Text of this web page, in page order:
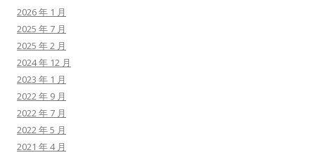
2026 年 1 月
2025 年 7 月
2025 年 2 月
2024 年 12 月
2023 年 1 月
2022 年 9 月
2022 年 7 月
2022 年 5 月
2021 年 4 月